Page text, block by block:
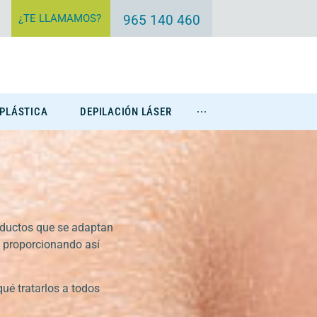
¿TE LLAMAMOS? 965 140 460
DEPILACIÓN LÁSER ···
que se adaptan
proporcionando así
tratarlos a todos